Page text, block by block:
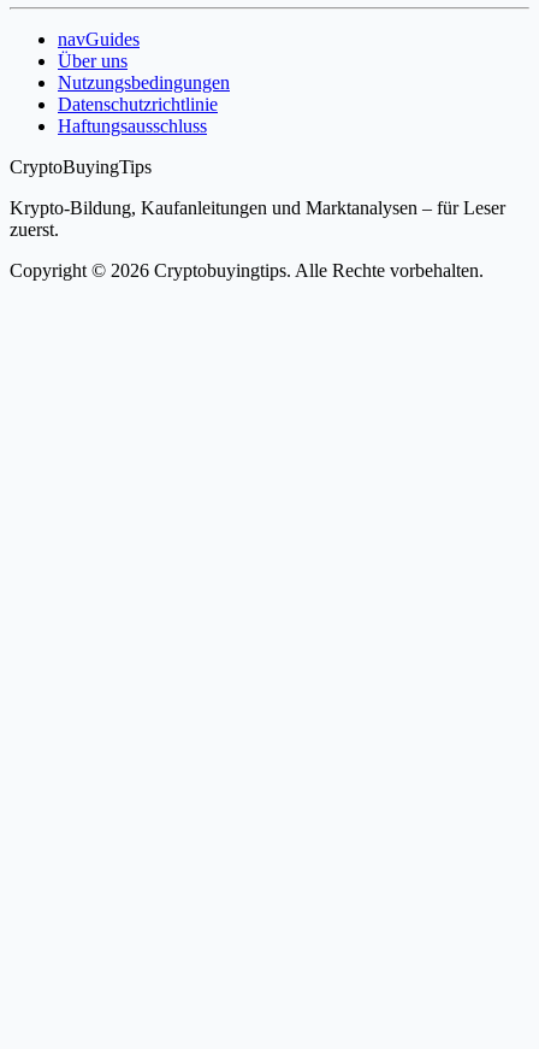
navGuides
Über uns
Nutzungsbedingungen
Datenschutzrichtlinie
Haftungsausschluss
CryptoBuyingTips
Krypto-Bildung, Kaufanleitungen und Marktanalysen – für Leser
zuerst.
Copyright © 2026 Cryptobuyingtips. Alle Rechte vorbehalten.